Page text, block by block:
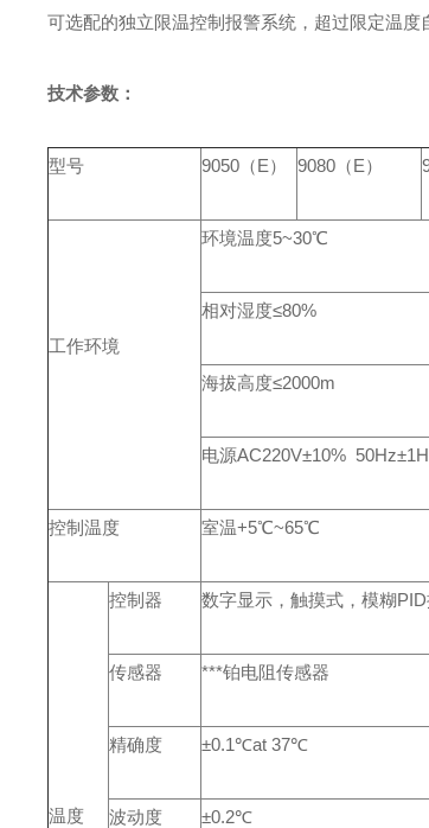
可选配的独立限温控制报警系统，超过限定温度
技术参数：
型号 9050（E） 9080（E）
工作环境
环境温度5~30℃
相对湿度≤80%
海拔高度≤2000m
电源AC220V±10%
控制温度 室温+5℃~65℃
温度
控制器 数字显示，触摸式，模糊
传感器 ***铂电阻传感器
精确度 ±0.1℃at 37℃
波动度 ±0.2℃